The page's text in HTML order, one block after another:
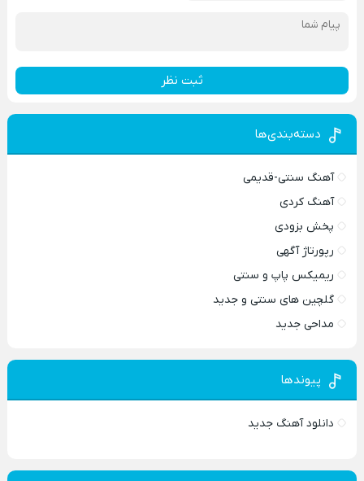
ثبت نظر
دسته‌بندی‌ها
آهنگ سنتی-قدیمی
آهنگ کردی
پخش بزودی
رپورتاژ آگهی
ریمیکس پاپ و سنتی
گلچین های سنتی و جدید
مداحی جدید
پیوندها
دانلود آهنگ جدید